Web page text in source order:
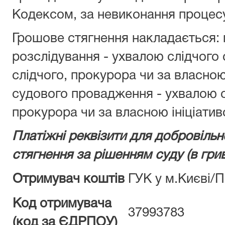
Кодексом, за невиконання
Грошове стягнення накладається:
розслідування - ухвалою
слідчого, прокурора чи за власною
судового провадження - ухвалою
прокурора чи за власною
Платіжні реквізити для
стягнення за рішенням суду (в
Отримувач коштів
ГУК у м.Києві/
Код отримувача
(код за ЄДРПОУ)
37993783